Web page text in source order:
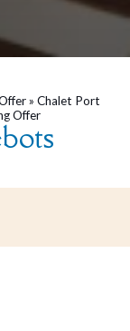
» Chalet Port
Offer